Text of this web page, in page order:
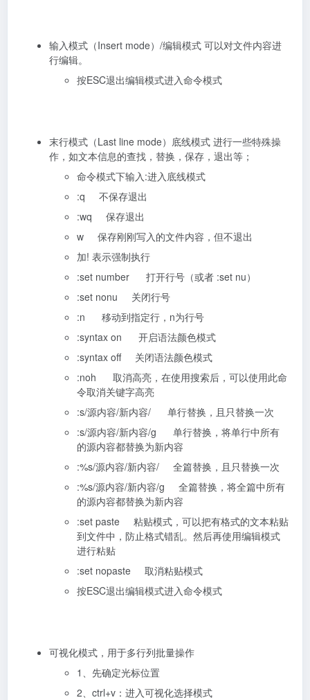
输入模式（Insert mode）/编辑模式 可以对文件内容进
行编辑。
按ESC退出编辑模式进入命令模式
末行模式（Last line mode）底线模式 进行一些特殊操
作，如文本信息的查找，替换，保存，退出等；
命令模式下输入:进入底线模式
:q 不保存退出
:wq 保存退出
w 保存刚刚写入的文件内容，但不退出
加! 表示强制执行
:set number 打开行号（或者 :set nu）
:set nonu 关闭行号
:n 移动到指定行，n为行号
:syntax on 开启语法颜色模式
:syntax off 关闭语法颜色模式
:noh 取消高亮，在使用搜索后，可以使用此命
令取消关键字高亮
:s/源内容/新内容/ 单行替换，且只替换一次
:s/源内容/新内容/g 单行替换，将单行中所有
的源内容都替换为新内容
:%s/源内容/新内容/ 全篇替换，且只替换一次
:%s/源内容/新内容/g 全篇替换，将全篇中所有
的源内容都替换为新内容
:set paste 粘贴模式，可以把有格式的文本粘贴
到文件中，防止格式错乱。然后再使用编辑模式
进行粘贴
:set nopaste 取消粘贴模式
按ESC退出编辑模式进入命令模式
可视化模式，用于多行列批量操作
1、先确定光标位置
2、ctrl+v：进入可视化选择模式